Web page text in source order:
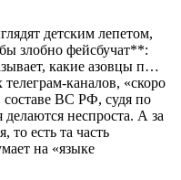
детским лепетом,
злобно фейсбучат**:
какие азовцы п…
каналов, «скоро
составе ВС РФ, судя по
неспроста. А за
то есть та часть
на «языке